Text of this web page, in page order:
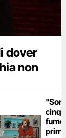
dover
non
fumo